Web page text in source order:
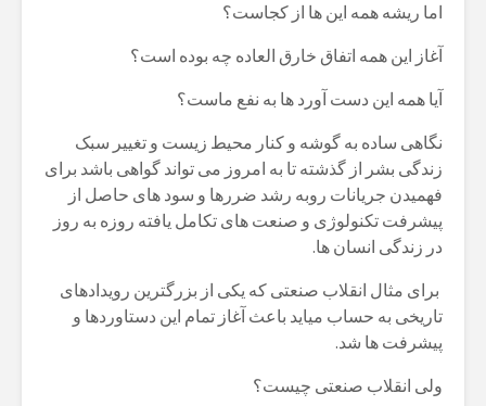
اما ریشه همه این ها از کجاست؟
آغاز این همه اتفاق خارق العاده چه بوده است؟
آیا همه این دست آورد ها به نفع ماست؟
نگاهی ساده به گوشه و کنار محیط زیست و تغییر سبک
زندگی بشر از گذشته تا به امروز می تواند گواهی باشد برای
فهمیدن جریانات روبه رشد ضررها و سود های حاصل از
پیشرفت تکنولوژی و صنعت های تکامل یافته روزه به روز
در زندگی انسان ها.
برای مثال انقلاب صنعتی که یکی از بزرگترین رویدادهای
تاریخی به حساب میاید باعث آغاز تمام این دستاوردها و
پیشرفت ها شد.
ولی انقلاب صنعتی چیست؟